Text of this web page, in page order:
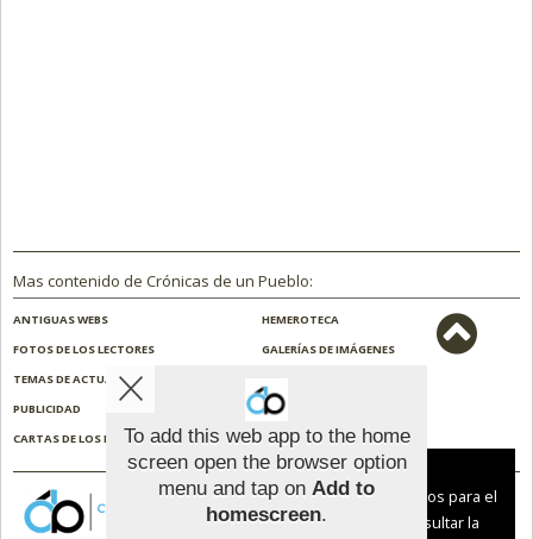
Mas contenido de Crónicas de un Pueblo:
ANTIGUAS WEBS
HEMEROTECA
FOTOS DE LOS LECTORES
GALERÍAS DE IMÁGENES
TEMAS DE ACTUALIDAD
PUBLICIDAD
CONTACTO
CARTAS DE LOS LECTORES
ENCUESTAS
To add this web app to the home
screen open the browser option
menu and tap on Add to
homescreen.
Aviso sobre el Uso de cookies:
Utilizamos cookies nuestras y de terceros para el
funcionamiento del digital. Puedes consultar la